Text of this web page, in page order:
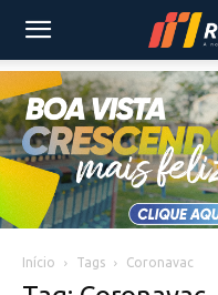
Início Tags Coronavac